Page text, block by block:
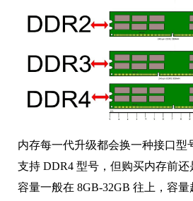
内存每一代升级都会换一种接口型
支持 DDR4 型号，但购买内存前
容量一般在 8GB-32GB 往上，容